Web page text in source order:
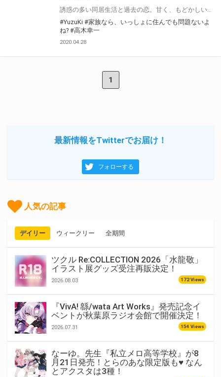
#YuzuKi #家族なら、いっしょに住んでも問題ないよ
ね? #高木幸一
2020.04.28
1
最新情報をTwitterでお届け！
フォローする
人気の記事
デイリー ウィークリー 全期間
ツクル Re:COLLECTION 2026「水龍敬」
イラスト展グッズ受注再販決定！
2026.08.03 172 Views
『VivA! 緜/wata Art Works』発売記念イ
ベントが秋葉原ラジオ会館で開催決定！
2026.07.31 154 Views
なーゆ。先生『私立メロ高等学校』が8
月21日発売！とらのあな限定版も♥ なん
とアクスタは3種！